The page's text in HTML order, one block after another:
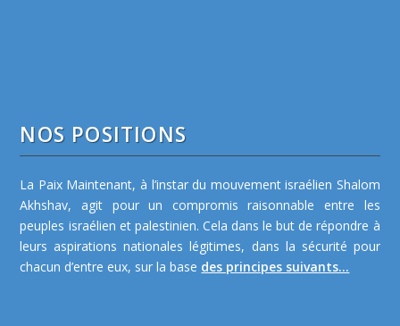
NOS POSITIONS
La Paix Maintenant, à l’instar du mouvement israélien Shalom
Akhshav, agit pour un compromis raisonnable entre les
peuples israélien et palestinien. Cela dans le but de répondre à
leurs aspirations nationales légitimes, dans la sécurité pour
chacun d’entre eux, sur la base des principes suivants...